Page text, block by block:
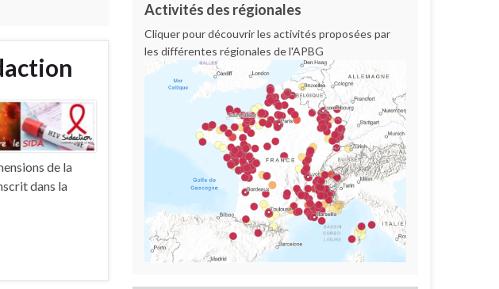
de la
dans la
Activités des régionales
Cliquer pour découvrir les activités proposées par
les différentes régionales de l'APBG